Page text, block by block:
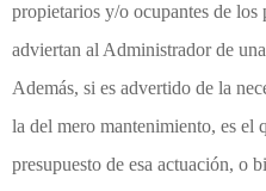
propietarios y/o ocupantes de
adviertan al Administrador de
Además, si es advertido de la
la del mero mantenimiento, es el
presupuesto de esa actuación, o